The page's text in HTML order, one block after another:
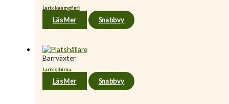
Larix kaempferi
Läs Mer Snabbvy
Barrväxter
Larix sibirica
Läs Mer Snabbvy